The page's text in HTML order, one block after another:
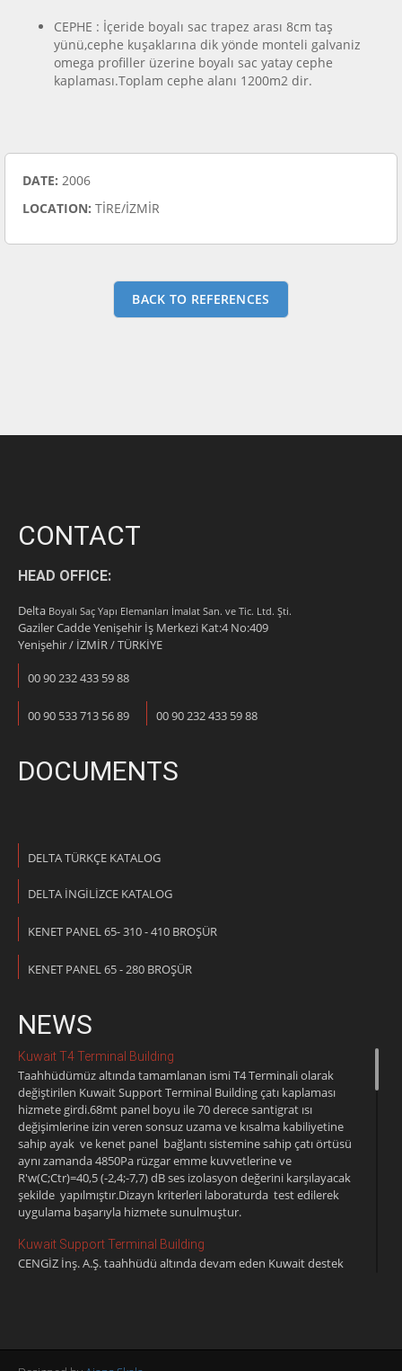
CEPHE : İçeride boyalı sac trapez arası 8cm taş
yünü,cephe kuşaklarına dik yönde monteli galvaniz
omega profiller üzerine boyalı sac yatay cephe
kaplaması.Toplam cephe alanı 1200m2 dir.
DATE: 2006
LOCATION: TİRE/İZMİR
BACK TO REFERENCES
CONTACT
HEAD OFFICE:
Delta Boyalı Saç Yapı Elemanları İmalat San. ve Tic. Ltd. Şti.
Gaziler Cadde Yenişehir İş Merkezi Kat:4 No:409
Yenişehir / İZMİR / TÜRKİYE
00 90 232 433 59 88
00 90 533 713 56 89 00 90 232 433 59 88
DOCUMENTS
DELTA TÜRKÇE KATALOG
DELTA İNGİLİZCE KATALOG
KENET PANEL 65- 310 - 410 BROŞÜR
KENET PANEL 65 - 280 BROŞÜR
NEWS
Kuwait T4 Terminal Building
Taahhüdümüz altında tamamlanan ismi T4 Terminali olarak
değiştirilen Kuwait Support Terminal Building çatı kaplaması
hizmete girdi.68mt panel boyu ile 70 derece santigrat ısı
değişimlerine izin veren sonsuz uzama ve kısalma kabiliyetine
sahip ayak ve kenet panel bağlantı sistemine sahip çatı örtüsü
aynı zamanda 4850Pa rüzgar emme kuvvetlerine ve
R'w(C;Ctr)=40,5 (-2,4;-7,7) dB ses izolasyon değerini karşılayacak
şekilde yapılmıştır.Dizayn kriterleri laboraturda test edilerek
uygulama başarıyla hizmete sunulmuştur.
Kuwait Support Terminal Building
CENGİZ İnş. A.Ş. taahhüdü altında devam eden Kuwait destek
DELTA KST 65/400 kenet panelden müteşekkildir.Ekim 2017
tarihinde bitirilmesi planlanmıştır.